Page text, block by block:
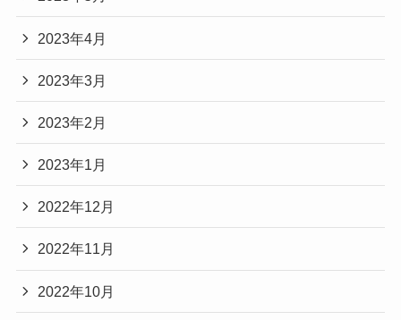
2023年4月
2023年3月
2023年2月
2023年1月
2022年12月
2022年11月
2022年10月